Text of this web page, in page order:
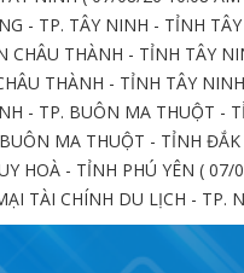
- TP. TÂY NINH - TỈNH
CHÂU THÀNH - TỈNH TÂY
THÀNH - TỈNH TÂY
- TP. BUÔN MA THUỘT -
MA THUỘT - TỈNH
HOÀ - TỈNH PHÚ YÊN ( 07/
TÀI CHÍNH DU LỊCH - TP.